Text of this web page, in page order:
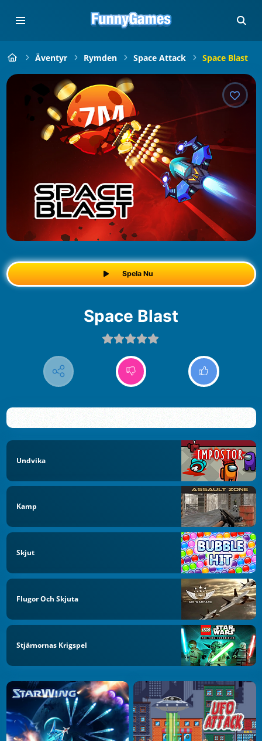
Äventyr Rymden Space Attack Space Blast
Spela Nu
Space Blast
Undvika
Kamp
Skjut
Flugor Och Skjuta
Stjärnornas Krigspel